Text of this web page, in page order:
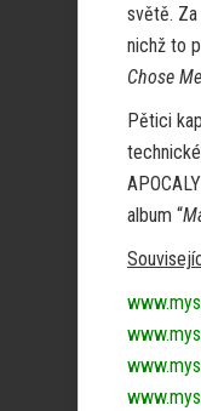
světě.
nichž to
Chose Me
Pětici
album “